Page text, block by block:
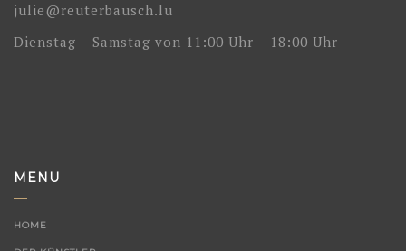
julie@reuterbausch.lu
Dienstag – Samstag von 11:00 Uhr – 18:00 Uhr
MENU
HOME